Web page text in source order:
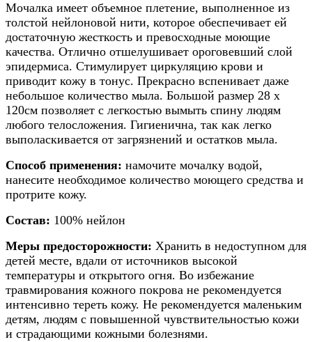
Мочалка имеет объемное плетение, выполненное из
толстой нейлоновой нити, которое обеспечивает ей
достаточную жесткость и превосходные моющие
качества. Отлично отшелушивает ороговевший слой
эпидермиса. Стимулирует циркуляцию крови и
приводит кожу в тонус. Прекрасно вспенивает даже
небольшое количество мыла. Большой размер 28 х
120см позволяет с легкостью вымыть спину людям
любого телосложения. Гигиенична, так как легко
выполаскивается от загрязнений и остатков мыла.
Способ применения: намочите мочалку водой,
нанесите необходимое количество моющего средства и
протрите кожу.
Состав: 100% нейлон
Меры предосторожности: Хранить в недоступном для
детей месте, вдали от источников высокой
температуры и открытого огня. Во избежание
травмирования кожного покрова не рекомендуется
интенсивно тереть кожу. Не рекомендуется маленьким
детям, людям с повышенной чувствительностью кожи
и страдающими кожными болезнями.